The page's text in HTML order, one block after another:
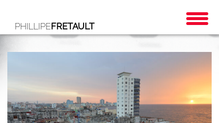
PHILLIPEFRETAULT